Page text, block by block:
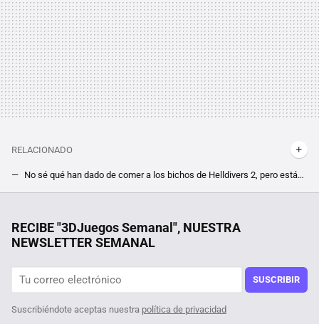
RELACIONADO
No sé qué han dado de comer a los bichos de Helldivers 2, pero están más locos que nunca e irá a más
Tras jugar 400 horas a The Witcher 3 descubren un nuevo NPC, y su quest en el RPG viene con moraleja acerca de mentir un pelín retorcida
RECIBE "3DJuegos Semanal", NUESTRA
NEWSLETTER SEMANAL
SUSCRIBIR
Suscribiéndote aceptas nuestra política de privacidad